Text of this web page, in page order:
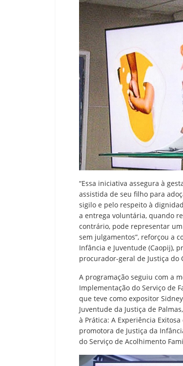
“Essa iniciativa assegura à
assistida de seu filho para
sigilo e pelo respeito à
a entrega voluntária, quando
contrário, pode representar
sem julgamentos”, reforçou a
Infância e Juventude (Caopij),
procurador-geral de Justiça do
A programação seguiu com a
Implementação do Serviço de
que teve como expositor
Juventude da Justiça de
à Prática: A Experiência
promotora de Justiça da
do Serviço de Acolhimento